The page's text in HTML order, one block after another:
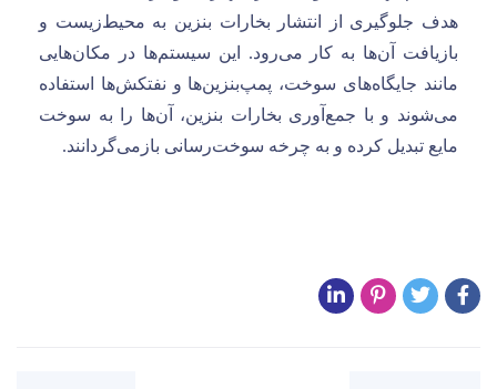
هدف جلوگیری از انتشار بخارات بنزین به محیط‌زیست و
بازیافت آن‌ها به کار می‌رود. این سیستم‌ها در مکان‌هایی
مانند جایگاه‌های سوخت، پمپ‌بنزین‌ها و نفتکش‌ها استفاده
می‌شوند و با جمع‌آوری بخارات بنزین، آن‌ها را به سوخت
مایع تبدیل کرده و به چرخه سوخت‌رسانی بازمی‌گردانند.